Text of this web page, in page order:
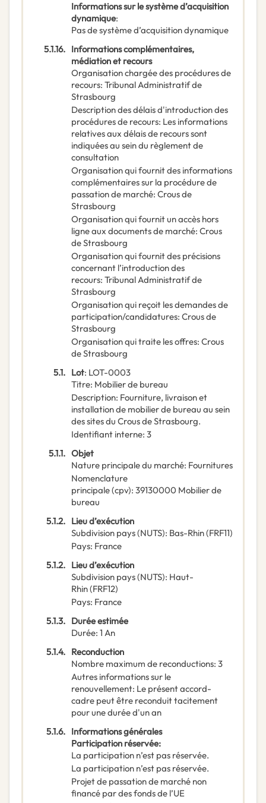
Informations sur le système d’acquisition
dynamique:
Pas de système d’acquisition dynamique
5.1.16. Informations complémentaires,
médiation et recours
Organisation chargée des procédures de
recours: Tribunal Administratif de
Strasbourg
Description des délais d'introduction des
procédures de recours: Les informations
relatives aux délais de recours sont
indiquées au sein du règlement de
consultation
Organisation qui fournit des informations
complémentaires sur la procédure de
passation de marché: Crous de
Strasbourg
Organisation qui fournit un accès hors
ligne aux documents de marché: Crous
de Strasbourg
Organisation qui fournit des précisions
concernant l’introduction des
recours: Tribunal Administratif de
Strasbourg
Organisation qui reçoit les demandes de
participation/candidatures: Crous de
Strasbourg
Organisation qui traite les offres: Crous
de Strasbourg
5.1. Lot: LOT-0003
Titre: Mobilier de bureau
Description: Fourniture, livraison et
installation de mobilier de bureau au sein
des sites du Crous de Strasbourg.
Identifiant interne: 3
5.1.1. Objet
Nature principale du marché: Fournitures
Nomenclature
principale(cpv): 39130000 Mobilier de
bureau
5.1.2. Lieu d’exécution
Subdivision pays (NUTS): Bas-Rhin(FRF11)
Pays: France
5.1.2. Lieu d’exécution
Subdivision pays (NUTS): Haut-
Rhin(FRF12)
Pays: France
5.1.3. Durée estimée
Durée: 1 An
5.1.4. Reconduction
Nombre maximum de reconductions: 3
Autres informations sur le
renouvellement: Le présent accord-
cadre peut être reconduit tacitement
pour une durée d'un an
5.1.6. Informations générales
Participation réservée:
La participation n’est pas réservée.
La participation n’est pas réservée.
Projet de passation de marché non
financé par des fonds de l’UE